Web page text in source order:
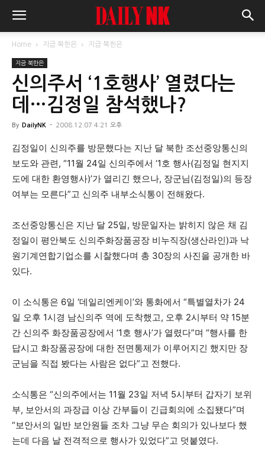
Home 지금 북한은 지금 북한은
지금 북한은
신의주서 ‘1호행사’ 열렸다는
데…김정일 참석했나?
By DailyNK - 2008.12.07 4:21 오후
김정일이 신의주를 방문했다는 지난 달 북한 조선중앙통신의
보도와 관련, “11월 24일 신의주에서 ‘1호 행사(김정일 현지지
도에 대한 환영행사)’가 열리긴 했으나, 장군님(김정일)의 등장
여부는 모른다”고 신의주 내부소식통이 전해왔다.
조선중앙통신은 지난 달 25일, 방문일자는 밝히지 않은 채 김
정일이 평안북도 신의주화장품공장 비누직장(생산라인)과 낙
원기계연합기업소를 시찰했다며 총 30장의 사진을 공개한 바
있다.
이 소식통은 6일 ‘데일리엔케이’와 통화에서 “특별열차가 24
일 오후 1시경 남신의주 역에 도착했고, 오후 2시부터 약 15분
간 신의주 화장품공장에서 ‘1호 행사’가 열렸다”며 “행사를 한
답시고 화장품공장에 대한 전면통제가 이루어지긴 했지만 장
군님을 직접 봤다는 사람은 없다”고 전했다.
소식통은 “신의주에서는 11월 23일 저녁 5시부터 갑자기 보위
부, 보안서의 과장급 이상 간부들이 긴급회의에 소집됐다”며
“보안서의 일반 보안원들 조차 그냥 무슨 회의가 있나보다 했
는데 다음 날 전격적으로 행사가 있었다”고 덧붙였다.